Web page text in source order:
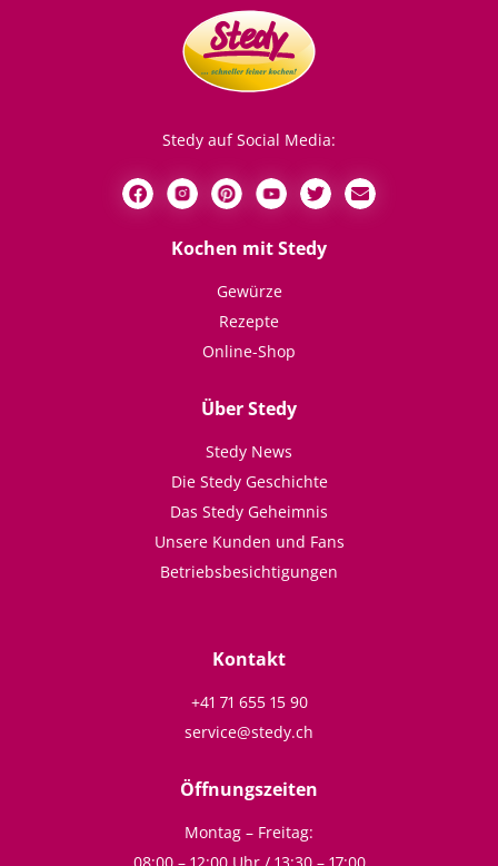
Stedy auf Social Media:
Kochen mit Stedy
Gewürze
Rezepte
Online-Shop
Über Stedy
Stedy News
Die Stedy Geschichte
Das Stedy Geheimnis
Unsere Kunden und Fans
Betriebsbesichtigungen
Kontakt
+41 71 655 15 90
service@stedy.ch
Öffnungszeiten
Montag – Freitag:
08:00 – 12:00 Uhr / 13:30 – 17:00